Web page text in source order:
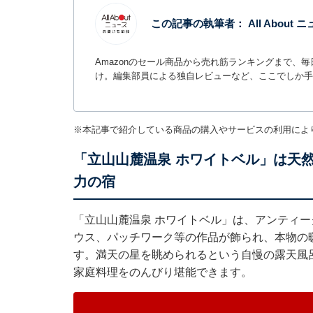
この記事の執筆者： All About ニ
Amazonのセール商品から売れ筋ランキングまで、
け。編集部員による独自レビューなど、ここでしか
※本記事で紹介している商品の購入やサービスの利用に
「立山山麓温泉 ホワイトベル」は天
力の宿
「立山山麓温泉 ホワイトベル」は、アンティ
ウス、パッチワーク等の作品が飾られ、本物
す。満天の星を眺められるという自慢の露天
家庭料理をのんびり堪能できます。